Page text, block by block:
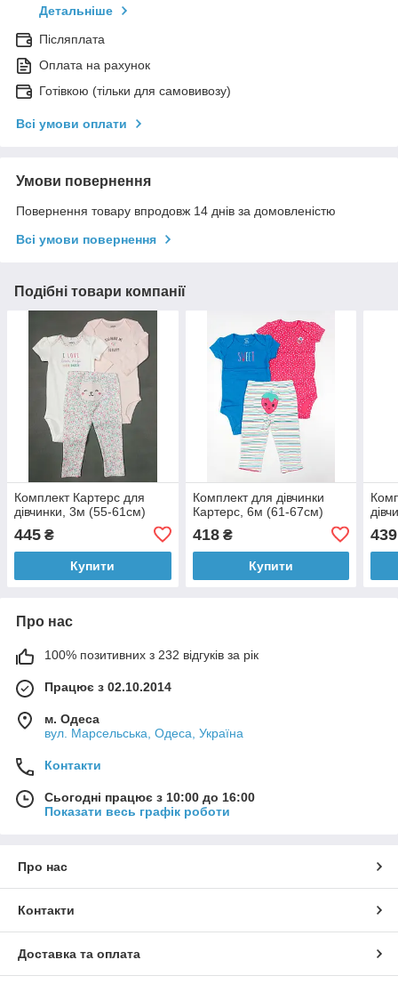
Детальніше
Післяплата
Оплата на рахунок
Готівкою (тільки для самовивозу)
Всі умови оплати
Умови повернення
Повернення товару впродовж 14 днів за домовленістю
Всі умови повернення
Подібні товари компанії
Комплект Картерс для
дівчинки, 3м (55-61см)
445 ₴
Купити
Комплект для дівчинки
Картерс, 6м (61-67см)
418₴
Купити
439
Про нас
100% позитивних з 232 відгуків за рік
Працює з 02.10.2014
м. Одеса
вул. Марсельська, Одеса, Україна
Контакти
Сьогодні працює з 10:00 до 16:00
Показати весь графік роботи
Про нас
Контакти
Доставка та оплата